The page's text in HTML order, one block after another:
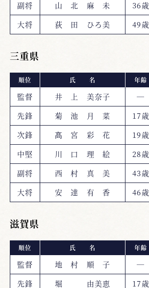
副将 山 北 麻 未 36歳
大将
荻 田 ひろ美 49歳
三重県
順位 氏 名 年齢
監督 井 上 美奈子 ―
先鋒
菊 池 月 菜 17歳
次鋒
髙 宮 彩 花 19歳
中堅
川 口 理 絵 28歳
副将
西 村 真 美 43歳
大将
安 達 有 香 46歳
滋賀県
順位 氏 名 年齢
監督 地 村 順 子 ―
先鋒
堀 由美恵 17歳